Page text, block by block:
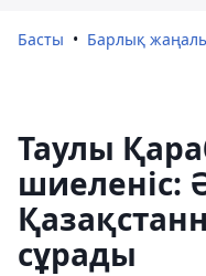
Басты Барлық
Таулы
шиеленіс:
сұрады